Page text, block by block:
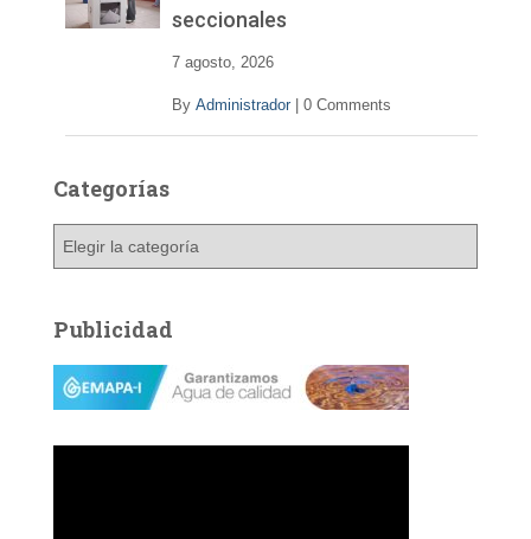
seccionales
7 agosto, 2026
By Administrador 0 Comments
Categorías
g
o
a
Publicidad